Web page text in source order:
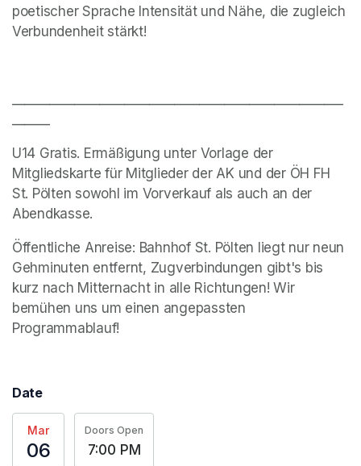
poetischer Sprache Intensität und Nähe, die zugleich
Verbundenheit stärkt!
U14 Gratis. Ermäßigung unter Vorlage der
Mitgliedskarte für Mitglieder der AK und der ÖH FH
St. Pölten sowohl im Vorverkauf als auch an der
Abendkasse.
Öffentliche Anreise: Bahnhof St. Pölten liegt nur neun
Gehminuten entfernt, Zugverbindungen gibt's bis
kurz nach Mitternacht in alle Richtungen! Wir
bemühen uns um einen angepassten
Programmablauf!
Date
Mar
06
Doors Open
7:00 PM